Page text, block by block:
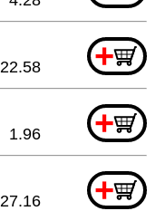
+
22.58
+
1.96
+
27.16